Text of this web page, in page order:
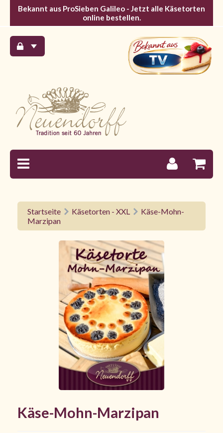
Bekannt aus ProSieben Galileo - Jetzt alle Käsetorten
online bestellen.
Startseite Käsetorten - XXL
Käse-Mohn-
Marzipan
Käse-Mohn-Marzipan